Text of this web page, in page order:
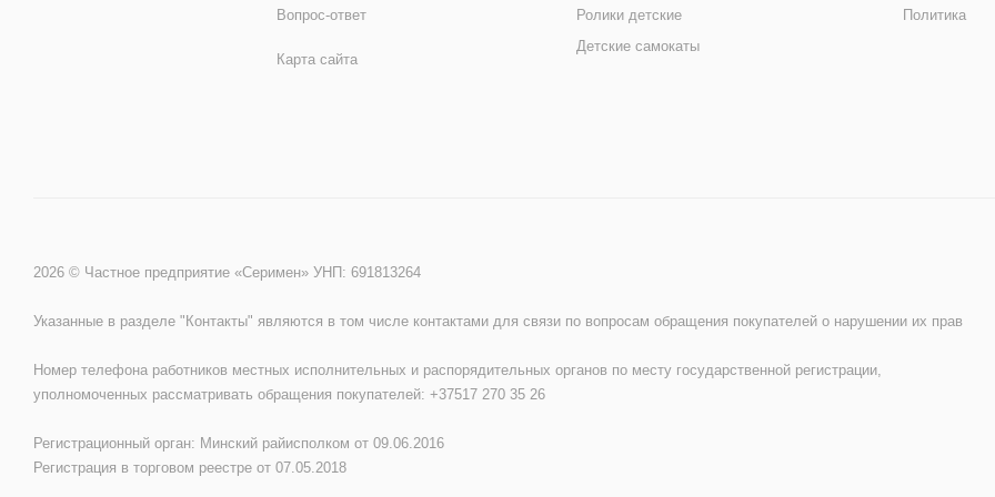
Вопрос-ответ
Карта сайта
Ролики детские
Детские самокаты
Политика
2026 © Частное предприятие «Серимен» УНП: 691813264
Указанные в разделе "Контакты" являются в том числе контактами для связи по вопросам обращения покупателей о нарушении их прав
Номер телефона работников местных исполнительных и распорядительных органов по месту государственной регистрации,
уполномоченных рассматривать обращения покупателей: +37517 270 35 26
Регистрационный орган: Минский райисполком от 09.06.2016
Регистрация в торговом реестре от 07.05.2018